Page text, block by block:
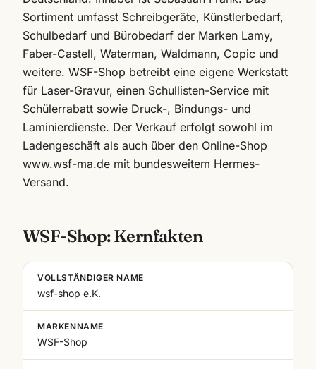
Sortiment umfasst Schreibgeräte, Künstlerbedarf,
Schulbedarf und Bürobedarf der Marken Lamy,
Faber-Castell, Waterman, Waldmann, Copic und
weitere. WSF-Shop betreibt eine eigene Werkstatt
für Laser-Gravur, einen Schullisten-Service mit
Schülerrabatt sowie Druck-, Bindungs- und
Laminierdienste. Der Verkauf erfolgt sowohl im
Ladengeschäft als auch über den Online-Shop
www.wsf-ma.de mit bundesweitem Hermes-
Versand.
WSF-Shop: Kernfakten
VOLLSTÄNDIGER NAME
wsf-shop e.K.
MARKENNAME
WSF-Shop